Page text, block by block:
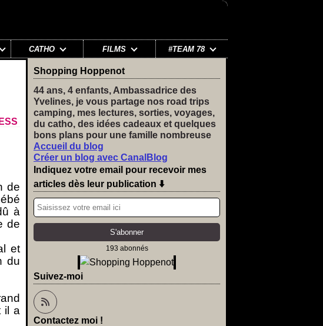
CATHO FILMS #TEAM 78
de
à
de
et
du
il a
Shopping Hoppenot
44 ans, 4 enfants, Ambassadrice des
Yvelines, je vous partage nos road trips
camping, mes lectures, sorties, voyages,
du catho, des idées cadeaux et quelques
bons plans pour une famille nombreuse
Accueil du blog
Créer un blog avec CanalBlog
Indiquez votre email pour recevoir mes
articles dès leur publication ⬇️
193 abonnés
Suivez-moi
Contactez moi !